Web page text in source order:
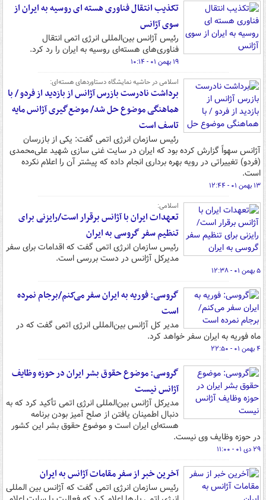
تکذیب انتقال فناوری هسته ای روسیه به ایران از
سوی آژانس
رئیس آژانس بین‌المللی انرژی اتمی انتقال
فناوری‌های هسته‌ای روسیه به ایران را رد کرد.
۱۹ بهمن ۰۱ - ۱۰:۱۴
اسلامی در حاشیه نمایشگاه دستاوردهای هسته‌ای:
برداشت نادرست بازرس آژانس از بازدید از فردو / با
هماهنگی موضوع حل شد/ موضع‌گیری آژانس مایه
تاسف است
رئیس سازمان انرژی اتمی گفت: یکی از بازرسان
آژانس سهواً گزارش کرده بود که ایران در سایت غنی سازی شهید علی‌محمدی
(فردو) تغییراتی در رویه بهره برداری انجام داده که پیشتر آن را اعلام نکرده
است.
۱۳ بهمن ۰۱ - ۱۲:۴۴
اسلامی:
تعهدات ایران با آژانس برقرار است/رایزنی برای
تنظیم سفر گروسی به ایران
رئیس سازمان انرژی اتمی گفت که اقدامات برای سفر
مدیرکل آژانس در دست بررسی است.
۵ بهمن ۰۱ - ۱۲:۳۸
گروسی: فوریه به ایران سفر می‌کنم/برجام نمرده
است
مدیر کل آژانس بین‌المللی انرژی اتمی گفت که در
ماه فوریه به ایران سفر خواهد کرد.
۴ بهمن ۰۱ - ۲۲:۵۰
گروسی: موضوع حقوق بشر ایران در حوزه وظایف
آژانس نیست
مدیرکل آژانس بین‌المللی انرژی اتمی تأکید کرد که به
دنبال اطمینان یافتن از صلح آمیز بودن برنامه
هسته‌ای ایران است و موضوع حقوق بشر این کشور
در حوزه وظایف وی نیست.
۲۹ دی ۰۱ - ۱۱:۰۰
آخرین خبر از سفر مقامات آژانس به ایران
رئیس سازمان انرژی اتمی گفت که آژانس بین المللی